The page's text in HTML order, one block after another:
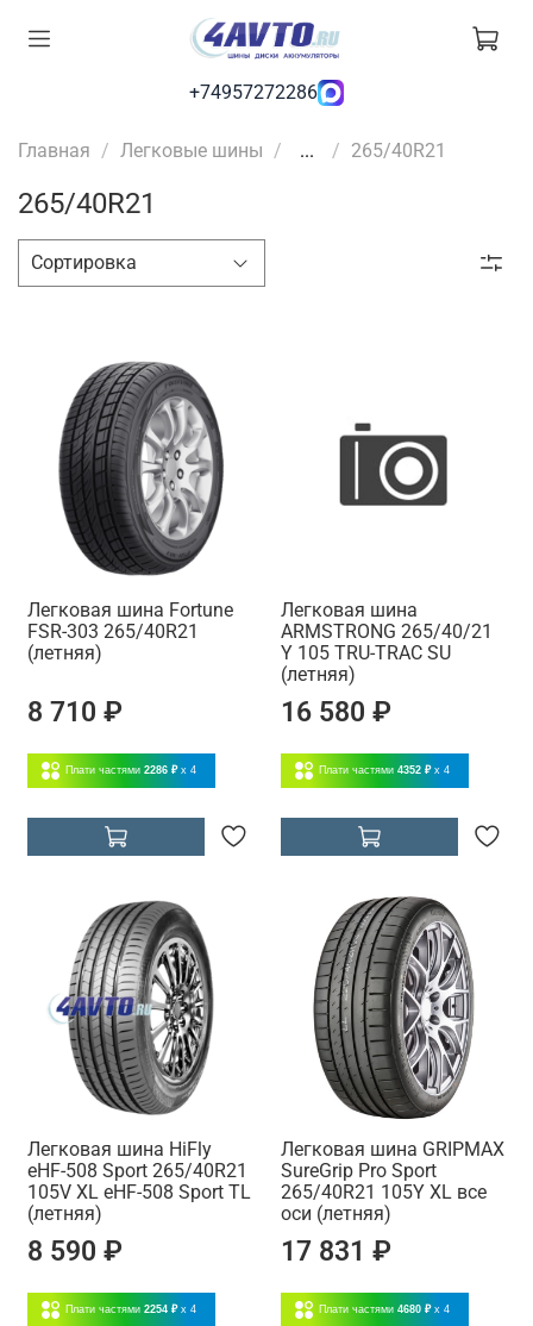
+74957272286
Главная Легковые шины ... 265/40R21
265/40R21
Легковая шина Fortune
FSR-303 265/40R21
(летняя)
8 710 ₽
Плати частями 2286 ₽ x 4
Легковая шина
ARMSTRONG 265/40/21
Y 105 TRU-TRAC SU
(летняя)
16 580 ₽
Плати частями 4352 ₽ x 4
Легковая шина HiFly
eHF-508 Sport 265/40R21
105V XL eHF-508 Sport TL
(летняя)
8 590 ₽
Плати частями 2254 ₽ x 4
Легковая шина GRIPMAX
SureGrip Pro Sport
265/40R21 105Y XL все
оси (летняя)
17 831 ₽
Плати частями 4680 ₽ x 4